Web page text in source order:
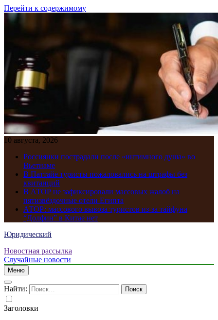
Перейти к содержимому
10 августа, 2026
Россиянки пострадали после «интимного душа» во
Вьетнаме
В Паттайе туристы пожаловались на штрафы без
квитанций
В АТОР не зафиксировали массовых жалоб на
пятизвёздочные отели Египта
АТОР: массового вывоза туристов из-за тайфуна
“Долфин” в Китае нет
Юридический
Новостная рассылка
Случайные новости
Меню
Найти:
Заголовки